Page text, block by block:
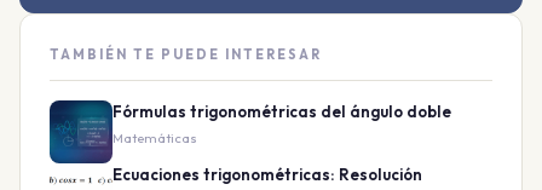
TAMBIÉN TE PUEDE INTERESAR
Fórmulas trigonométricas del ángulo doble
Matemáticas
Ecuaciones trigonométricas: Resolución